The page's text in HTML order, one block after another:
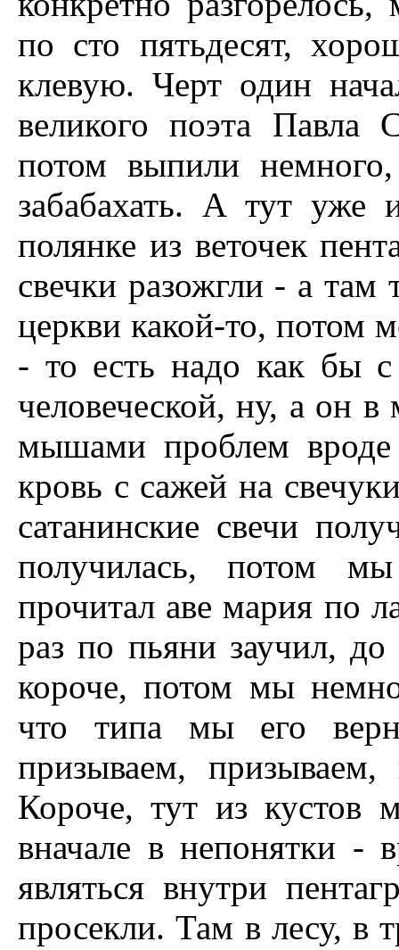
по сто пятьдесят,
клевую. Черт один
великого поэта
потом выпили
забабахать. А тут
полянке из веточек
свечки разожгли - а там
церкви какой-то,
- то есть надо как бы с
человеческой, ну, а он
мышами проблем
кровь с сажей на
сатанинские свечи
получилась, потом
прочитал аве мария по
раз по пьяни заучил,
короче, потом мы
что типа мы его
призываем,
Короче, тут из кустов
вначале в непонятки -
являться внутри
просекли. Там в лесу, в